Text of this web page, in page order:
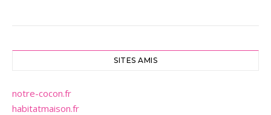
SITES AMIS
notre-cocon.fr
habitatmaison.fr